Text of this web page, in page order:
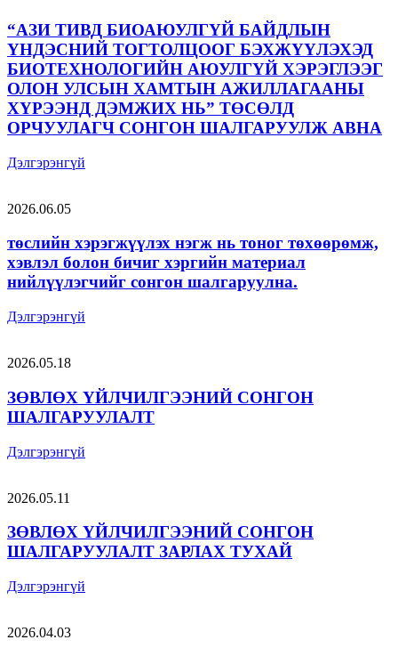
“АЗИ ТИВД БИОАЮУЛГҮЙ БАЙДЛЫН
ҮНДЭСНИЙ ТОГТОЛЦООГ БЭХЖҮҮЛЭХЭД
БИОТЕХНОЛОГИЙН АЮУЛГҮЙ ХЭРЭГЛЭЭГ
ОЛОН УЛСЫН ХАМТЫН АЖИЛЛАГААНЫ
ХҮРЭЭНД ДЭМЖИХ НЬ” ТӨСӨЛД
ОРЧУУЛАГЧ СОНГОН ШАЛГАРУУЛЖ АВНА
Дэлгэрэнгүй
2026.06.05
төслийн хэрэгжүүлэх нэгж нь тоног төхөөрөмж,
хэвлэл болон бичиг хэргийн материал
нийлүүлэгчийг сонгон шалгаруулна.
Дэлгэрэнгүй
2026.05.18
ЗӨВЛӨХ ҮЙЛЧИЛГЭЭНИЙ СОНГОН
ШАЛГАРУУЛАЛТ
Дэлгэрэнгүй
2026.05.11
ЗӨВЛӨХ ҮЙЛЧИЛГЭЭНИЙ СОНГОН
ШАЛГАРУУЛАЛТ ЗАРЛАХ ТУХАЙ
Дэлгэрэнгүй
2026.04.03